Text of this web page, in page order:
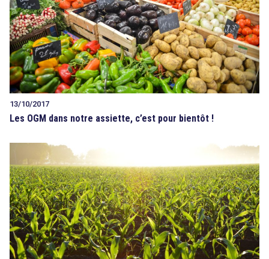
13/10/2017
Les OGM dans notre assiette, c’est pour bientôt !